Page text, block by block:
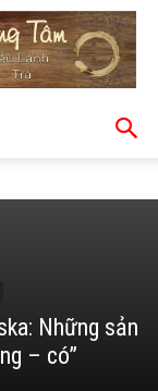
Những sản
– có”